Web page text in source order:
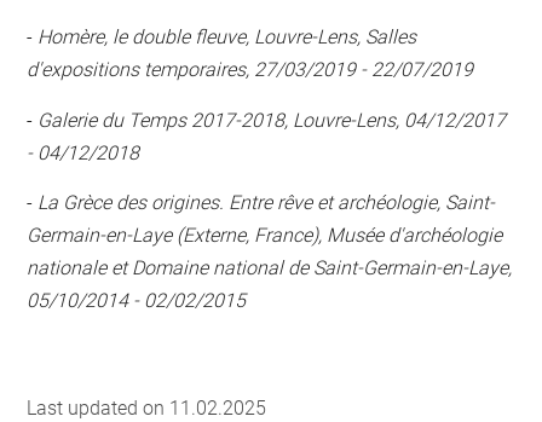
- Homère, le double fleuve, Louvre-Lens, Salles
d'expositions temporaires, 27/03/2019 - 22/07/2019
- Galerie du Temps 2017-2018, Louvre-Lens, 04/12/2017
- 04/12/2018
- La Grèce des origines. Entre rêve et archéologie, Saint-
Germain-en-Laye (Externe, France), Musée d'archéologie
nationale et Domaine national de Saint-Germain-en-Laye,
05/10/2014 - 02/02/2015
Last updated on 11.02.2025